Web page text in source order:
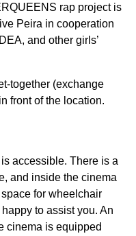
rap project is
Peira in cooperation
and other girls’
together (exchange
front of the location.
accessible. There is a
and inside the cinema
for wheelchair
to assist you. An
cinema is equipped